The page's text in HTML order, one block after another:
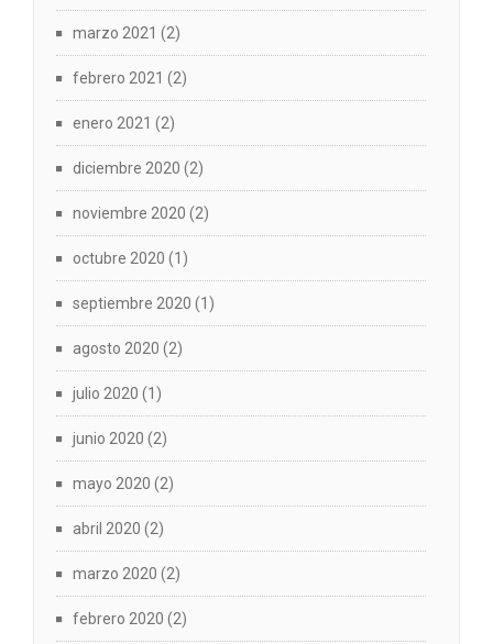
marzo 2021 (2)
febrero 2021 (2)
enero 2021 (2)
diciembre 2020 (2)
noviembre 2020 (2)
octubre 2020 (1)
septiembre 2020 (1)
agosto 2020 (2)
julio 2020 (1)
junio 2020 (2)
mayo 2020 (2)
abril 2020 (2)
marzo 2020 (2)
febrero 2020 (2)